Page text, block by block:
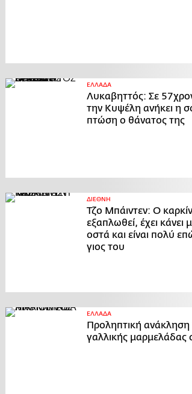
ΕΛΛΑΔΑ
Λυκαβηττός: Σε
την Κυψέλη ανήκει η
πτώση ο θάνατος της
ΔΙΕΘΝΗ
Τζο Μπάιντεν: Ο
εξαπλωθεί, έχει κάνει
οστά και είναι πολύ
γιος του
ΕΛΛΑΔΑ
Προληπτική
γαλλικής μαρμελάδας